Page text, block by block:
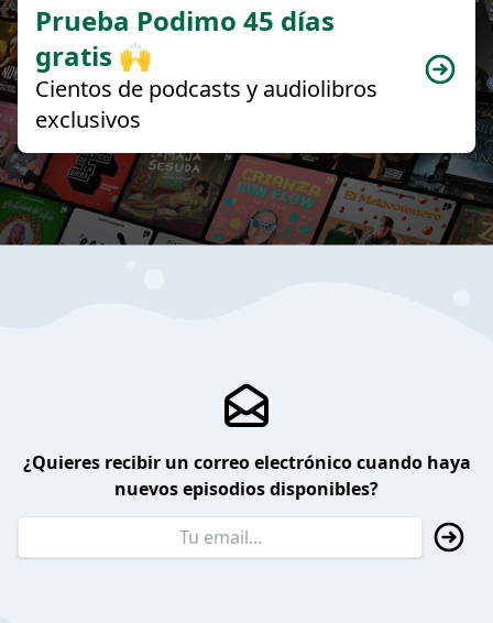
Prueba Podimo 45 días
gratis 🙌
Cientos de podcasts y audiolibros
exclusivos
¿Quieres recibir un correo electrónico cuando haya
nuevos episodios disponibles?